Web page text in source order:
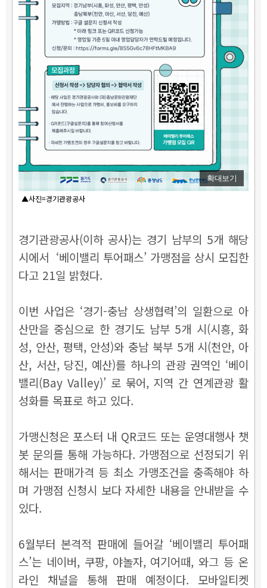
확대보기
▲사진=경기관광공사
경기관광공사(이하 공사)는 경기 남부의 5개 해당
시에서 ‘베이밸리 투어패스’ 가맹점을 상시 모집한
다고 21일 밝혔다.
이번 사업은 ‘경기-충남 상생협력’의 일환으로 아
산만을 중심으로 한 경기도 남부 5개 시(시흥, 화
성, 안산, 평택, 안성)와 충남 북부 5개 시(천안, 아
산, 서산, 당진, 예산)를 하나의 관광 권역인 ‘베이
밸리(Bay Valley)’ 로 묶어, 지역 간 연계관광 활
성화를 목표로 하고 있다.
가맹신청은 포스터 내 QR코드 또는 운영대행사 챗
봇 문의를 통해 가능하다. 가맹점으로 선정되기 위
해서는 판매가격 등 최소 가맹조건을 충족해야 하
며 가맹점 신청시 보다 자세한 내용을 안내받을 수
있다.
6월부터 본격적 판매에 들어갈 ‘베이밸리 투어패
스’는 네이버, 쿠팡, 야놀자, 여기어때, 와그 등 온
라인 채널을 통해 판매 예정이다. 모바일티켓